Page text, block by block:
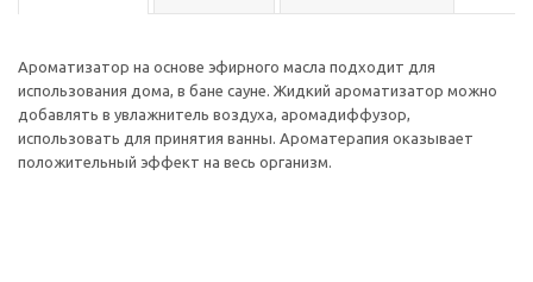
Ароматизатор на основе эфирного масла подходит для
использования дома, в бане сауне. Жидкий ароматизатор можно
добавлять в увлажнитель воздуха, аромадиффузор,
использовать для принятия ванны. Ароматерапия оказывает
положительный эффект на весь организм.